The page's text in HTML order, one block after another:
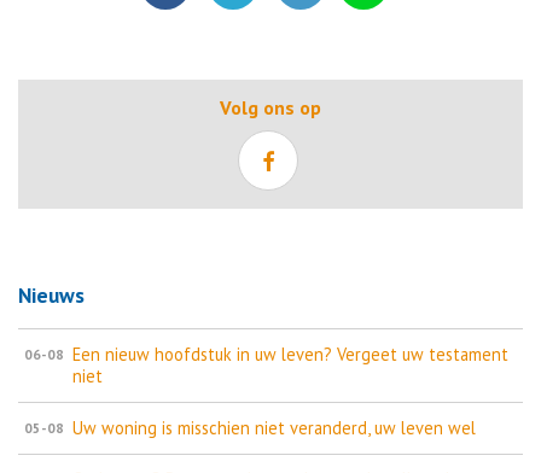
Volg ons op
Nieuws
06-08 Een nieuw hoofdstuk in uw leven? Vergeet uw testament
niet
05-08 Uw woning is misschien niet veranderd, uw leven wel